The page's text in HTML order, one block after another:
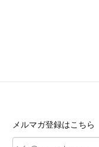
メルマガ登録はこちら